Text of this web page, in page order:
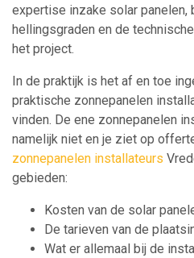
expertise inzake solar panelen,
hellingsgraden en de
het project.
In de praktijk is het af en toe
praktische zonnepanelen
vinden. De ene zonnepanelen
namelijk niet en je ziet op
zonnepanelen installateurs
gebieden:
Kosten van de solar
De tarieven van de
Wat er allemaal bij de